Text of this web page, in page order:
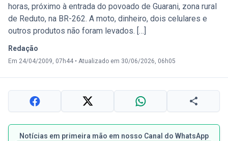
horas, próximo à entrada do povoado de Guarani, zona rural
de Reduto, na BR-262. A moto, dinheiro, dois celulares e
outros produtos não foram levados. […]
Redação
Em 24/04/2009, 07h44 • Atualizado em 30/06/2026, 06h05
Notícias em primeira mão em nosso Canal do WhatsApp